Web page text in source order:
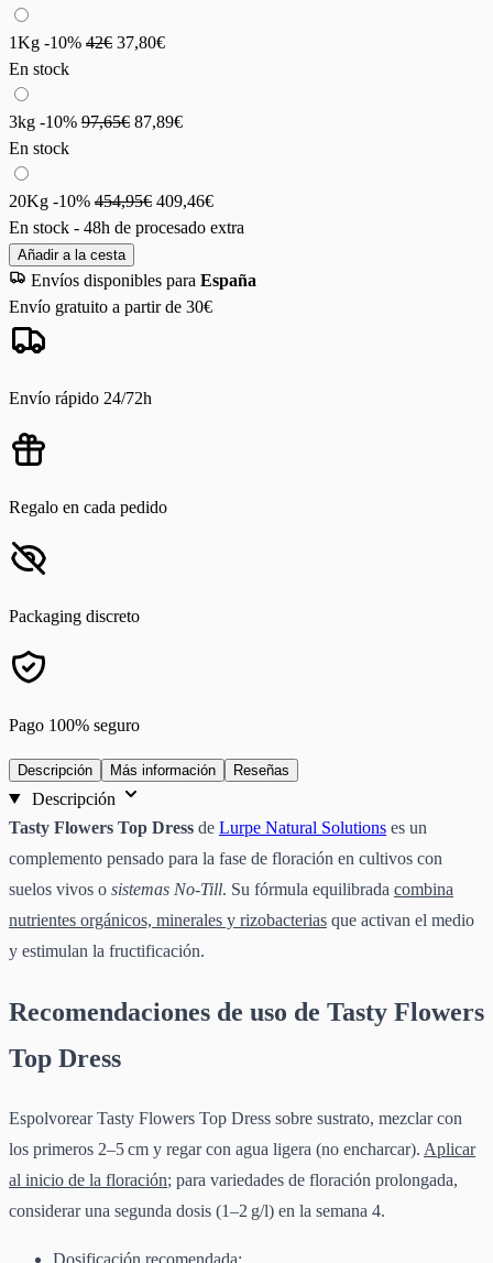
1Kg -10% 42€ 37,80€
En stock
3kg -10% 97,65€ 87,89€
En stock
20Kg -10% 454,95€ 409,46€
En stock - 48h de procesado extra
Añadir a la cesta
Envíos disponibles para España
Envío gratuito a partir de 30€
Envío rápido 24/72h
Regalo en cada pedido
Packaging discreto
Pago 100% seguro
Descripción Más información Reseñas
Descripción
Tasty Flowers Top Dress de Lurpe Natural Solutions es un
complemento pensado para la fase de floración en cultivos con
suelos vivos o sistemas No‑Till. Su fórmula equilibrada combina
nutrientes orgánicos, minerales y rizobacterias que activan el medio
y estimulan la fructificación.
Recomendaciones de uso de Tasty Flowers
Top Dress
Espolvorear Tasty Flowers Top Dress sobre sustrato, mezclar con
los primeros 2–5 cm y regar con agua ligera (no encharcar). Aplicar
al inicio de la floración; para variedades de floración prolongada,
considerar una segunda dosis (1–2 g/l) en la semana 4.
Dosificación recomendada: